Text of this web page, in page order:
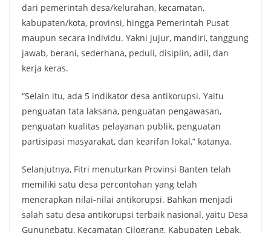
dari pemerintah desa/kelurahan, kecamatan,
kabupaten/kota, provinsi, hingga Pemerintah Pusat
maupun secara individu. Yakni jujur, mandiri, tanggung
jawab, berani, sederhana, peduli, disiplin, adil, dan
kerja keras.
“Selain itu, ada 5 indikator desa antikorupsi. Yaitu
penguatan tata laksana, penguatan pengawasan,
penguatan kualitas pelayanan publik, penguatan
partisipasi masyarakat, dan kearifan lokal,” katanya.
Selanjutnya, Fitri menuturkan Provinsi Banten telah
memiliki satu desa percontohan yang telah
menerapkan nilai-nilai antikorupsi. Bahkan menjadi
salah satu desa antikorupsi terbaik nasional, yaitu Desa
Gunungbatu, Kecamatan Cilograng, Kabupaten Lebak.